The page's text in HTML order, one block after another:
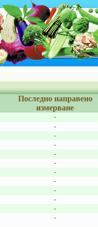
Последно направено
измерване
-
-
-
-
-
-
-
-
-
-
-
-